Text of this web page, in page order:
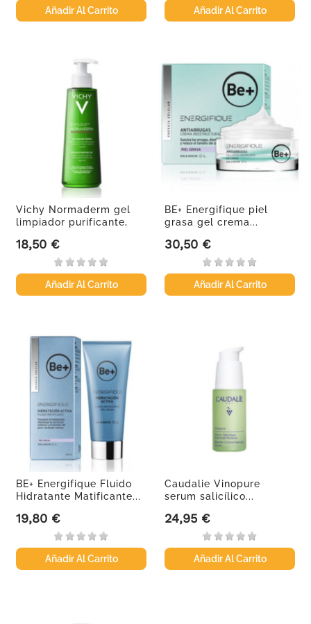
Añadir Al Carrito Añadir Al Carrito
Vichy Normaderm gel
limpiador purificante,
Precio
18,50 €
Añadir Al Carrito
BE+ Energifique piel
grasa gel crema...
Precio
30,50 €
Añadir Al Carrito
BE+ Energifique Fluido
Hidratante Matificante...
Precio
19,80 €
Añadir Al Carrito
Caudalie Vinopure
serum salicílico...
Precio
24,95 €
Añadir Al Carrito